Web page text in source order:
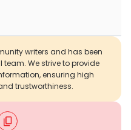
writers and has been
We strive to provide
ensuring high
trustworthiness.